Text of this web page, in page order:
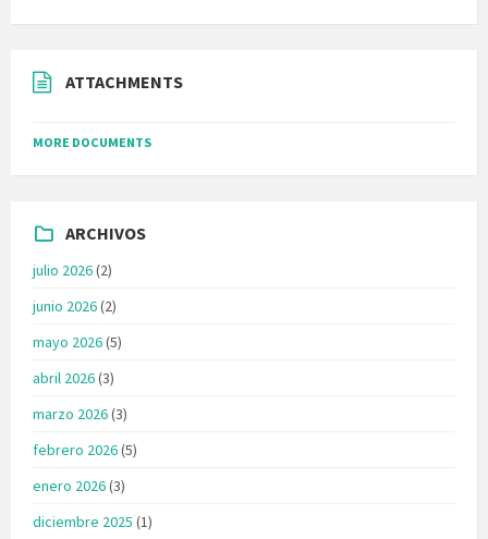
ATTACHMENTS
MORE DOCUMENTS
ARCHIVOS
julio 2026(2)
junio 2026(2)
mayo 2026(5)
abril 2026(3)
marzo 2026(3)
febrero 2026(5)
enero 2026(3)
diciembre 2025 (1)